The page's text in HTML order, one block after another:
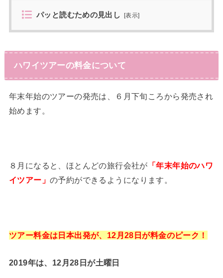
パッと読むための見出し [表示]
ハワイツアーの料金について
年末年始のツアーの発売は、６月下旬ころから発売され
始めます。
８月になると、ほとんどの旅行会社が 「年末年始のハワ
イツアー」 の予約ができるようになります。
ツアー料金は日本出発が、12月28日が料金のピーク！
2019年は、12月28日が土曜日